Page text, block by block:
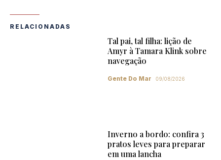
RELACIONADAS
Tal pai, tal filha: lição de
Amyr à Tamara Klink sobre
navegação
Gente Do Mar 09/08/2026
Inverno a bordo: confira 3
pratos leves para preparar
em uma lancha